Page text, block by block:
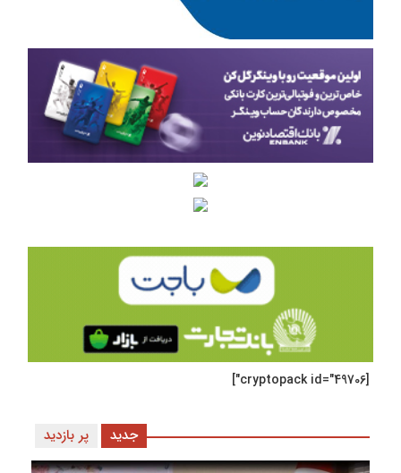
[cryptopack id="49706"]
پر بازدید جدید